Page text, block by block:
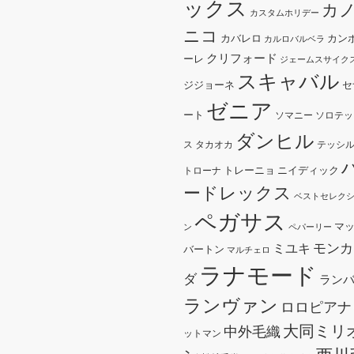
ックス
カスタムホリデー カノ
ニコ カバレロ カルロバルベラ カン
ーレ クリフォード ジェームスサイク
ジジョーネ スキャバル
ート ゼニア ソマニー ソロテッ
ス タカオカ ダンヒル テッシ
トローナ トレーニョ ニイディック
ードレックス ベストセレク
ン ペガサス ペパーリー マ
バートン マルチェロ ミユキ モン
ダ ラナモード ラン
ランヴァン ロロピアナ
ットマン 中外毛織大同ミリ